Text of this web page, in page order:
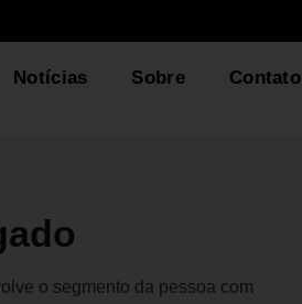
Notícias Sobre Contato
o segmento da pessoa com